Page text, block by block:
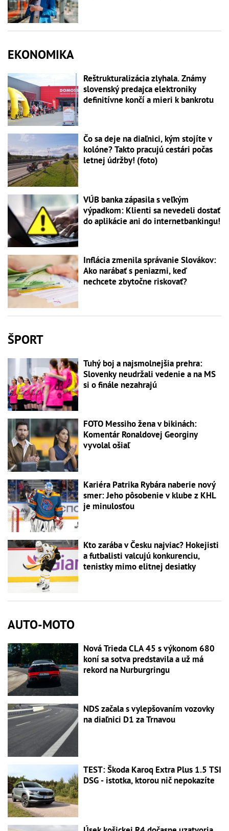
EKONOMIKA
Reštrukturalizácia zlyhala. Známy
slovenský predajca elektroniky
definitívne končí a mieri k bankrotu
Čo sa deje na diaľnici, kým stojíte v
kolóne? Takto pracujú cestári počas
letnej údržby! (foto)
VÚB banka zápasila s veľkým
výpadkom: Klienti sa nevedeli dostať
do aplikácie ani do internetbankingu!
Inflácia zmenila správanie Slovákov:
Ako narábať s peniazmi, keď
nechcete zbytočne riskovať?
ŠPORT
Tuhý boj a najsmolnejšia prehra:
Slovenky neudržali vedenie a na MS
si o finále nezahrajú
FOTO Messiho žena v bikinách:
Komentár Ronaldovej Georginy
vyvolal ošiaľ
Kariéra Patrika Rybára naberie nový
smer: Jeho pôsobenie v klube z KHL
je minulosťou
Kto zarába v Česku najviac? Hokejisti
a futbalisti valcujú konkurenciu,
tenistky mimo elitnej desiatky
AUTO-MOTO
Nová Trieda CLA 45 s výkonom 680
koní sa sotva predstavila a už má
rekord na Nurburgringu
NDS začala s vylepšovaním vozovky
na diaľnici D1 za Trnavou
TEST: Škoda Karoq Extra Plus 1.5 TSI
DSG - istotka, ktorou nič nepokazíte